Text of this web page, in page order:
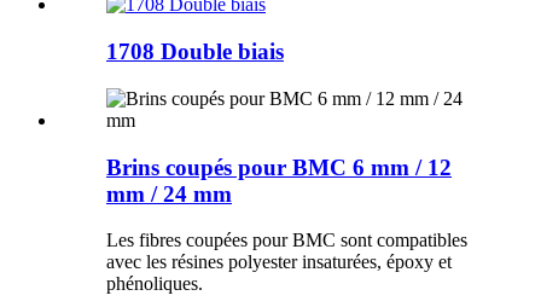
1708 Double biais
Brins coupés pour BMC 6 mm / 12
mm / 24 mm
Les fibres coupées pour BMC sont compatibles
avec les résines polyester insaturées, époxy et
phénoliques.